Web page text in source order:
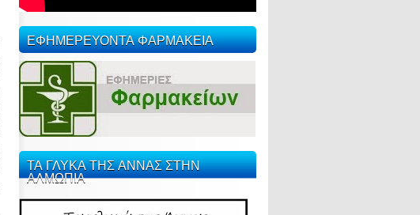
ΕΦΗΜΕΡΕΥΟΝΤΑ ΦΑΡΜΑΚΕΙΑ
ΤΑ ΓΛΥΚΑ ΤΗΣ ΑΝΝΑΣ ΣΤΗΝ
ΑΛΜΩΠΙΑ